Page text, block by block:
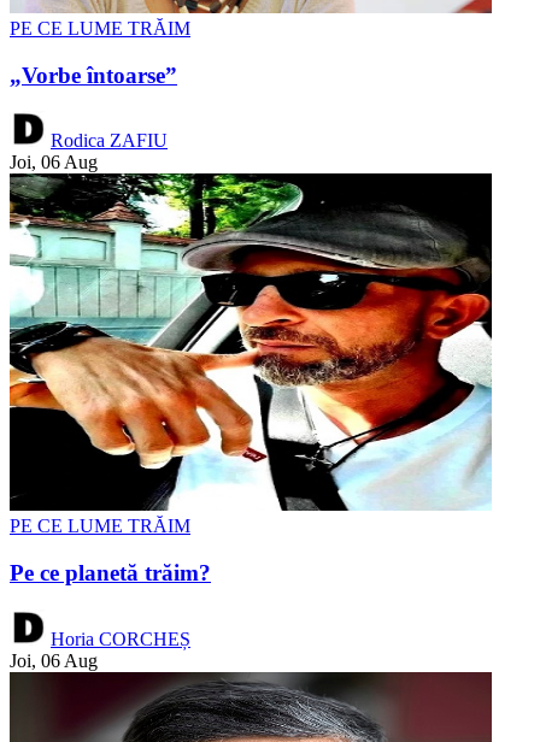
PE CE LUME TRĂIM
„Vorbe întoarse”
Rodica ZAFIU
Joi, 06 Aug
PE CE LUME TRĂIM
Pe ce planetă trăim?
Horia CORCHEȘ
Joi, 06 Aug